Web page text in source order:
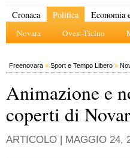
Cronaca Politica
Novara Ovest-Ticino
Economia
Freenovara » Sport e Tempo Libero »
Animazione e
coperti di
ARTICOLO | MAGGIO 24,